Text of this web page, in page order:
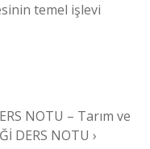
temel işlevi
NOTU – Tarım ve
DERS NOTU ›